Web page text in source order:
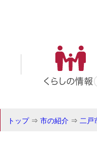
トップ⇒ 市の紹介 ⇒ 二戸